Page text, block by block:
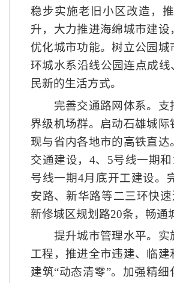
稳步实施老旧小区改造，
升，大力推进海绵城市建
优化城市功能。树立公园
环城水系沿线公园连点成
民新的生活方式。
完善交通路网体系。支
界级机场群。启动石雄城
现与省内各地市的高铁直
交通建设， 4、5号线一期
号线一期4月底开工建设。
安路、新华路等二三环快
新修城区规划路20条，畅通
提升城市管理水平。实
工程，推进全市违建、临
建筑“动态清零”。加强精